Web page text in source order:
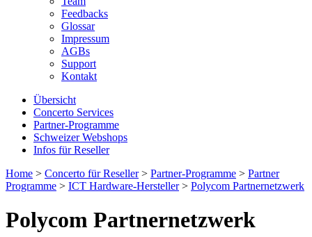
Feedbacks
Glossar
Impressum
AGBs
Support
Kontakt
Übersicht
Concerto Services
Partner-Programme
Schweizer Webshops
Infos für Reseller
Home > Concerto für Reseller> Partner-Programme > Partner
Programme > ICT Hardware-Hersteller> Polycom Partnernetzwerk
Polycom Partnernetzwerk